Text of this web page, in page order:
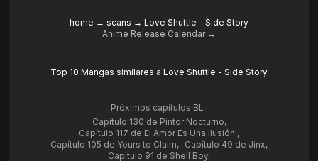
home → scans → Love Shuttle - Side Story
Anime Release Calendar →
Top 10 Mangas similares a Love Shuttle - Side Story
Próximos capítulos BL :
Capítulo 130 de Pintor Nocturno,
Capítulo 117 de El Amor Es Una Ilusión!,
Capítulo 105 de Yours to Claim, Capítulo 49 de Jinx,
Capítulo 91 de Shell Boy,